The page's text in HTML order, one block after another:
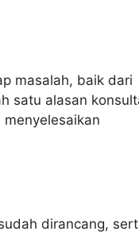
masalah, baik dari
satu alasan
dirancang,